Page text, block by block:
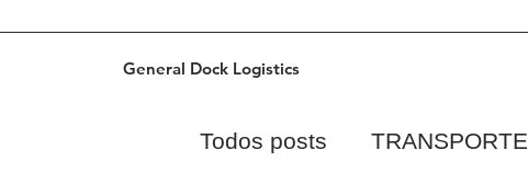
General Dock Logistics
Todos posts TRANSPORTE